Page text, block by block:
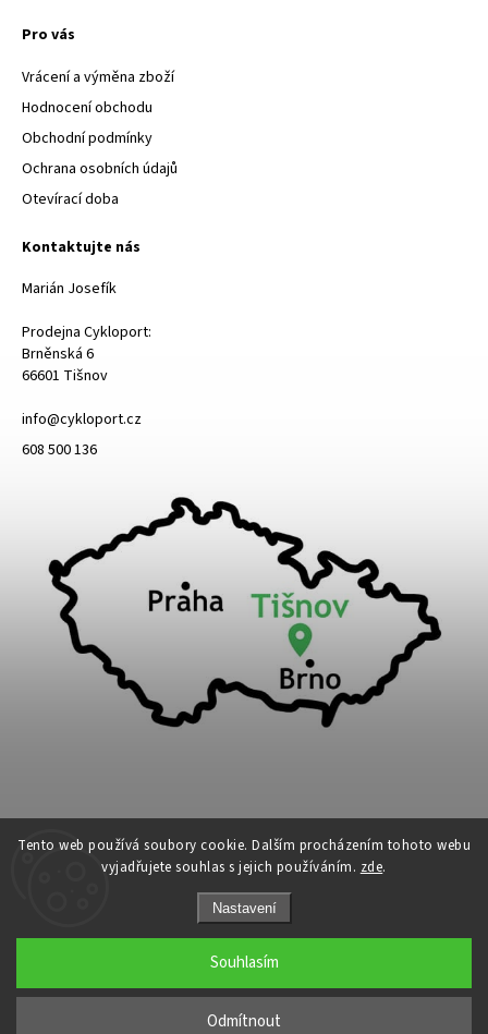
Tento web používá soubory cookie. Dalším procházením tohoto webu
vyjadřujete souhlas s jejich používáním. zde.
Nastavení
Odmítnout
Souhlasím
Pro vás
Vrácení a výměna zboží
Hodnocení obchodu
Obchodní podmínky
Ochrana osobních údajů
Otevírací doba
Kontaktujte nás
Marián Josefík
Prodejna Cykloport:
Brněnská 6
66601 Tišnov
info@cykloport.cz
608 500 136
Cykloport. Všechna práva vyhrazena.
Upravit nastavení cookies